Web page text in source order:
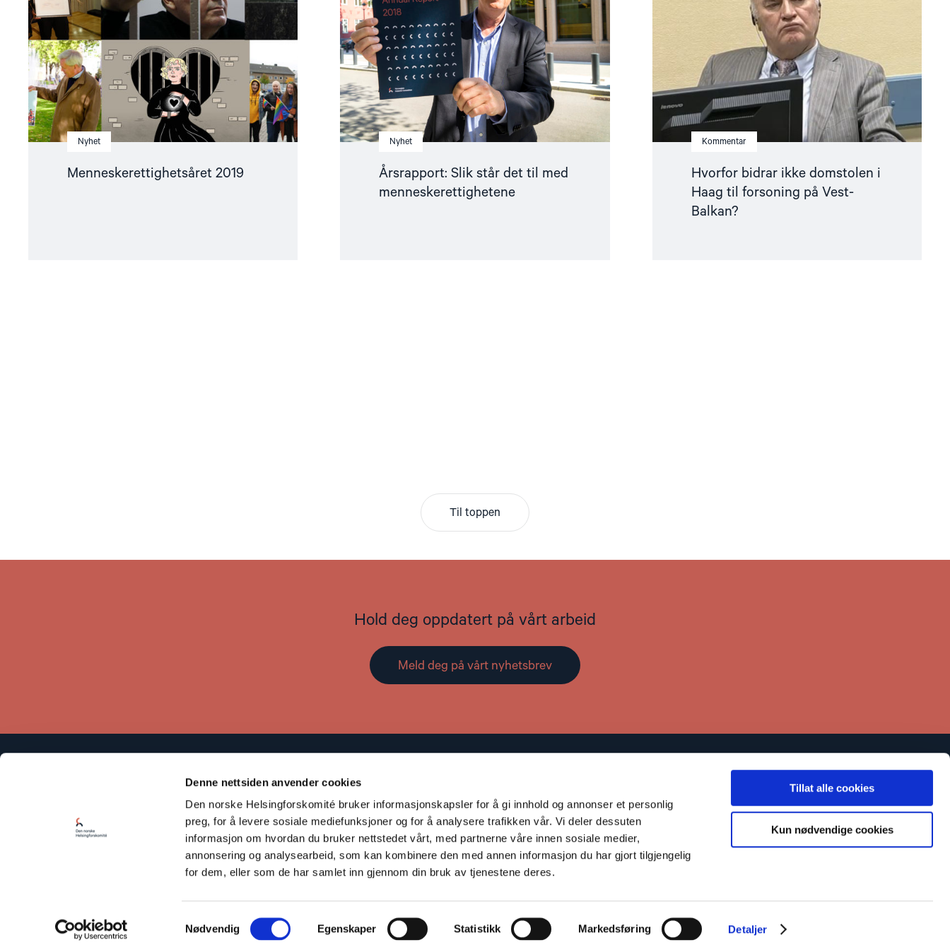
Denne nettsiden anvender cookies
Den norske Helsingforskomité bruker informasjonskapsler for å gi innhold og annonser et personlig
preg, for å levere sosiale mediefunksjoner og for å analysere trafikken vår. Vi deler dessuten
informasjon om hvordan du bruker nettstedet vårt, med partnerne våre innen sosiale medier,
annonsering og analysearbeid, som kan kombinere den med annen informasjon du har gjort tilgjengelig
for dem, eller som de har samlet inn gjennom din bruk av tjenestene deres.
Samtykkevalg
Nødvendig Egenskaper Statistikk Markedsføring Detaljer
Tillat alle cookies
Kun nødvendige cookies
Nyhet
Menneskerettighetsåret 2019
Nyhet
Årsrapport: Slik står det til med
menneskerettighetene
til
med
menneskerettighetene"
Kommentar
Hvorfor bidrar ikke domstolen i
Haag til forsoning på Vest-
Balkan?
i
Haag
til
forsoning
på
Vest-
Balkan?"
Til toppen
Hold deg oppdatert på vårt arbeid
Meld deg på vårt nyhetsbrev
Helsingforserklæringen som fastslår at respekt for
menneskerettighetene er avgjørende for å bevare fred og
samarbeid mellom statene.
Adresse: St. Olavs gate 25, 0166 OSLO
Post: Postboks 357 Sentrum, 0101 OSLO
Telefon: +47 953 32 235
Gavekonto: 5081 05 58927
Organisasjonsnummer: 959 196 451
Kontakt
Støtt oss
Varsling om kritikkverdige forhold